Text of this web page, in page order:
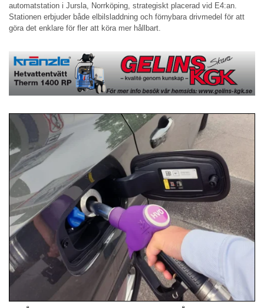
automatstation i Jursla, Norrköping, strategiskt placerad vid E4:an.
Stationen erbjuder både elbilsladdning och förnybara drivmedel för att
göra det enklare för fler att köra mer hållbart.